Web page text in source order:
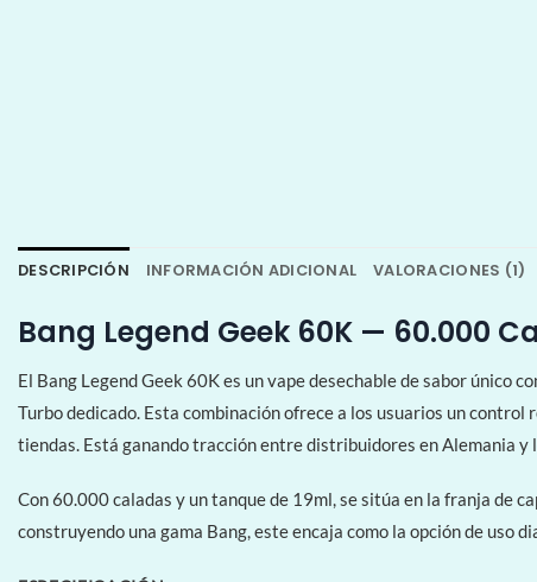
DESCRIPCIÓN INFORMACIÓN ADICIONAL VALORACIONES (1)
Bang Legend Geek 60K — 60.000
El Bang Legend Geek 60K es un vape desechable de sabor
Turbo dedicado. Esta combinación ofrece a los usuarios un
tiendas. Está ganando tracción entre distribuidores en Alemania y
Con 60.000 caladas y un tanque de 19ml, se sitúa en la franja de
construyendo una gama Bang, este encaja como la opción de uso